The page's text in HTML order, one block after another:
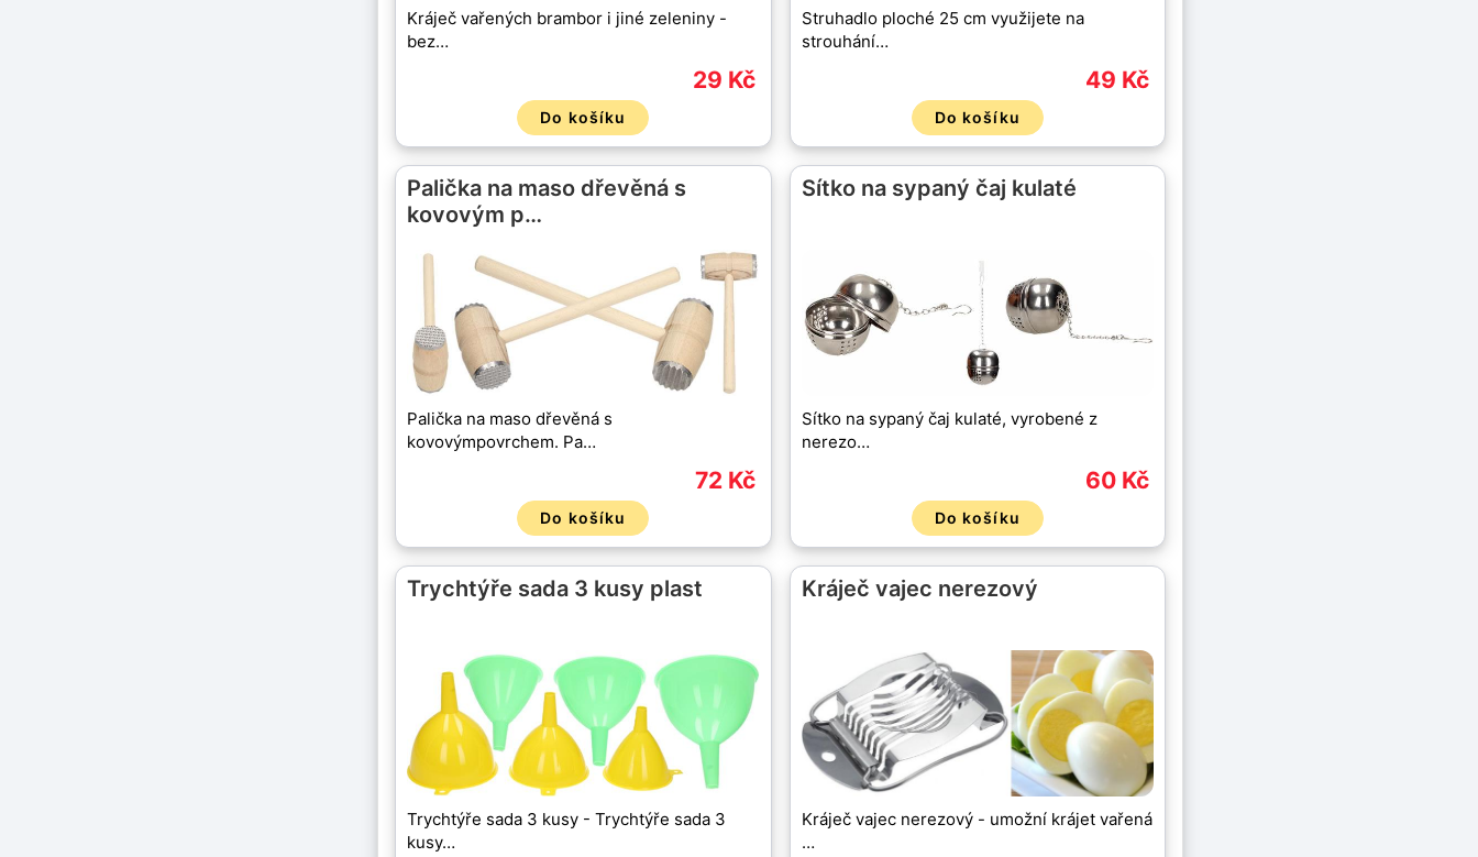
Kráječ vařených brambor i jiné zeleniny -
bez…
29 Kč
Do košíku
Struhadlo ploché 25 cm využijete na
strouhání…
49 Kč
Do košíku
Palička na maso dřevěná s
kovovým p…
Palička na maso dřevěná s
kovovýmpovrchem. Pa…
72 Kč
Do košíku
Sítko na sypaný čaj kulaté
Sítko na sypaný čaj kulaté, vyrobené z
nerezo…
60 Kč
Do košíku
Trychtýře sada 3 kusy plast
Trychtýře sada 3 kusy - Trychtýře sada 3
kusy…
Kráječ vajec nerezový
Kráječ vajec nerezový - umožní krájet vařená
…